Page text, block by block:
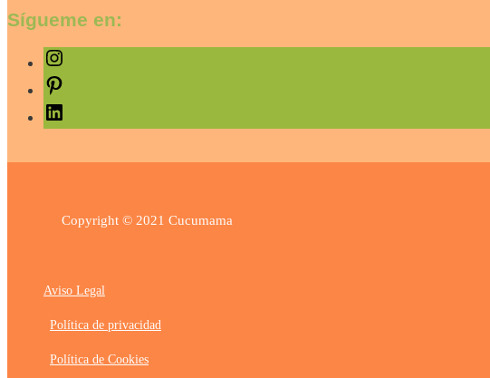
Sígueme en:
Copyright © 2021 Cucumama
Aviso Legal
Política de privacidad
Política de Cookies